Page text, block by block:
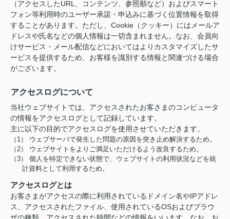
（アクセスしたURL、コンテンツ、参照順など）およびスマート
フォン等利用時のユーザー承諾・申込みに基づく位置情報を取得
することがあります。ただし、Cookie（クッキー）にはメールア
ドレスや氏名などの個人情報は一切含まれません。なお、会員向
けサービス・メール配信などにおいてはよりカスタマイズしたサ
ービスを提供するため、お客様を識別する情報と関連づける場合
がございます。
アクセスログについて
当社ウェブサイトでは、アクセスされたお客さまのコンピュータ
の情報をアクセスログとして記録しています。
主に以下の目的でアクセスログを使用させていただきます。
（1） ウェブサーバで発生した問題の原因を突き止め解決するため。
（2） ウェブサイトをよりご満足いただけるよう改良するため。
（3） 個人を特定できない状態で、ウェブサイトの利用状況などを統
計資料として利用するため。
アクセスログとは
お客さまがアクセスの際に利用されているドメイン名やIPアドレ
ス、アクセスされたファイル、使用されているOSおよびブラウ